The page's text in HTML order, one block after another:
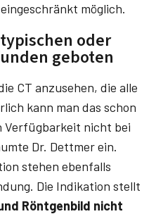
möglich.
oder
geboten
CT anzusehen, die alle
kann man das schon
Verfügbarkeit nicht bei
Dr. Dettmer ein.
stehen ebenfalls
Die Indikation stellt
Röntgenbild nicht